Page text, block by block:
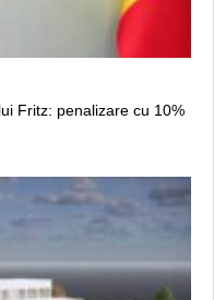
Fritz: penalizare cu 10%